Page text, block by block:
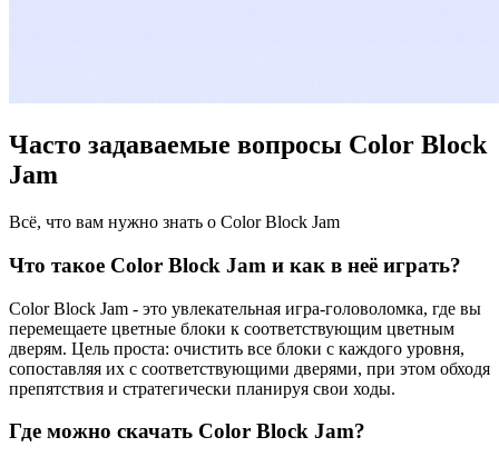
Часто задаваемые вопросы Color Block
Jam
Всё, что вам нужно знать о Color Block Jam
Что такое Color Block Jam и как в неё играть?
Color Block Jam - это увлекательная игра-головоломка, где вы
перемещаете цветные блоки к соответствующим цветным
дверям. Цель проста: очистить все блоки с каждого уровня,
сопоставляя их с соответствующими дверями, при этом обходя
препятствия и стратегически планируя свои ходы.
Где можно скачать Color Block Jam?